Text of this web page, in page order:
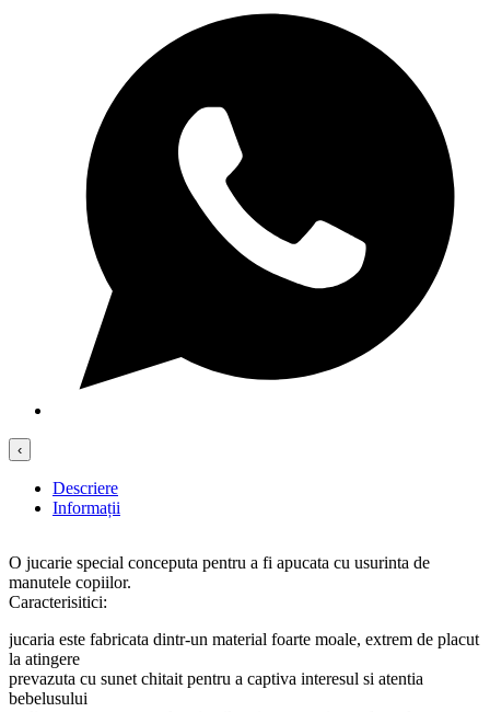
‹
Descriere
Informații
O jucarie special conceputa pentru a fi apucata cu usurinta de
manutele copiilor.
Caracterisitici:
jucaria este fabricata dintr-un material foarte moale, extrem de placut
la atingere
prevazuta cu sunet chitait pentru a captiva interesul si atentia
bebelusului